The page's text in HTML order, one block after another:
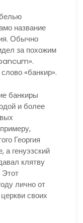
название
Обычно
за похожим
«банкир».
банкиры
и более
Георгия
а генуэзский
клятву
Этот
лично от
своих